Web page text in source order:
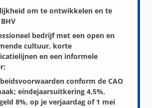
om te ontwikkelen en te
bedrijf met een open en
cultuur, korte
en een informele
conform de CAO
eindejaarsuitkering 4,5%,
8%, op je verjaardag of 1 mei